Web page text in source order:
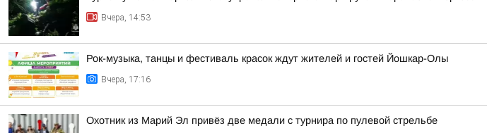
Вчера, 14:53
Рок-музыка, танцы и фестиваль красок ждут жителей и гостей Йошкар-Олы
Вчера, 17:16
Охотник из Марий Эл привёз две медали с турнира по пулевой стрельбе